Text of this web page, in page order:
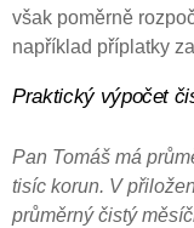
však poměrně
například příplatky za
Praktický výpočet
Pan Tomáš má
tisíc korun. V
průměrný čistý